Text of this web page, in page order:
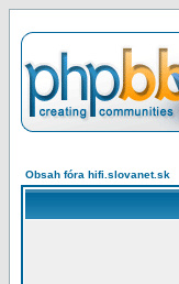
Obsah fóra hifi.slovanet.sk